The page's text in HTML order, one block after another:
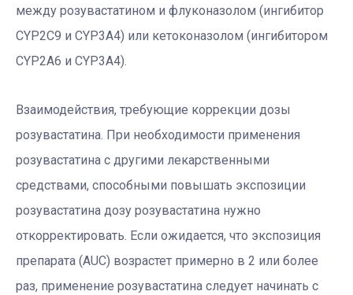
между розувастатином и флуконазолом (ингибитор
CYP2C9 и CYP3A4) или кетоконазолом (ингибитором
CYP2A6 и CYP3A4).
Взаимодействия, требующие коррекции дозы
розувастатина. При необходимости применения
розувастатина с другими лекарственными
средствами, способными повышать экспозиции
розувастатина дозу розувастатина нужно
откорректировать. Если ожидается, что экспозиция
препарата (AUC) возрастет примерно в 2 или более
раз, применение розувастатина следует начинать с